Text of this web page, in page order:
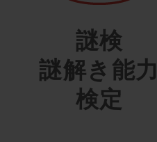
謎検
謎解き能
検定